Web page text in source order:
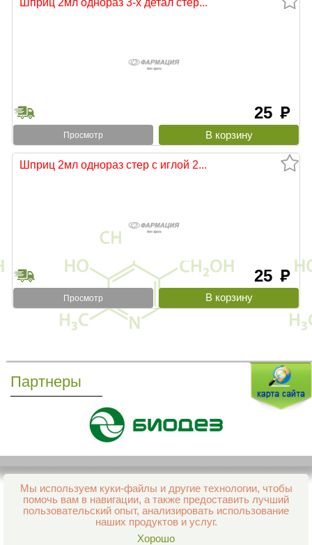
25 руб
Просмотр
Шприц 2мл однораз стер c иглой 2...
25 руб
Просмотр
Партнеры
Мы используем куки-файлы и другие технологии, чтобы
помочь вам в навигации, а также предоставить лучший
пользовательский опыт, анализировать использование
наших продуктов и услуг.
Хорошо
Все права защищены и охраняются законом
© 2013–2026 Интернет-аптека Фармация
support@aptekapenza.ru
Телефон: Служба обработки заказов 99-98-28